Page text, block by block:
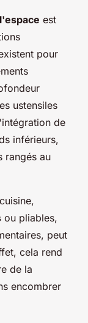
est
pour
ustensiles
de
inférieurs,
rangés au
ou pliables,
peut
cela rend
de la
encombrer